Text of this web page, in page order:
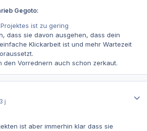
Gegoto:
ist zu gering
dass sie davon ausgehen, dass dein
Klickarbeit ist und mehr Wartezeit
den Vorrednern auch schon zerkaut.
3 j
ist aber immerhin klar dass sie